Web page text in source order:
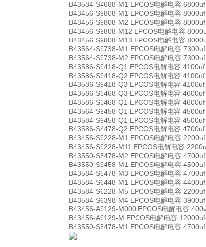
B43584-S4688-M1 EPCOS电解电容
B43456-S9808-M1 EPCOS电解电容
B43456-S9808-M2 EPCOS电解电容
B43456-S9808-M12 EPCOS电解电容
B43456-S9808-M13 EPCOS电解电容
B43564-S9738-M1 EPCOS电解电容
B43564-S9738-M2 EPCOS电解电容
B43586-S9418-Q1 EPCOS电解电容
B43586-S9418-Q2 EPCOS电解电容
B43586-S9418-Q3 EPCOS电解电容
B43586-S3468-Q3 EPCOS电解电容
B43586-S3468-Q1 EPCOS电解电容
B43564-S9458-Q1 EPCOS电解电容
B43584-S9458-Q1 EPCOS电解电容
B43586-S4478-Q2 EPCOS电解电容
B43456-S9228-M1 EPCOS电解电容
B43456-S9228-M11 EPCOS电解电容
B43550-S5478-M2 EPCOS电解电容
B43550-S9458-M1 EPCOS电解电容
B43584-S5478-M3 EPCOS电解电容
B43584-S6448-M1 EPCOS电解电容
B43584-S6228-M5 EPCOS电解电容
B43584-S6398-M4 EPCOS电解电容
B43456-A9129-M000 EPCOS电解电容
B43456-A9129-M EPCOS电解电容
B43550-S5478-M1 EPCOS电解电容